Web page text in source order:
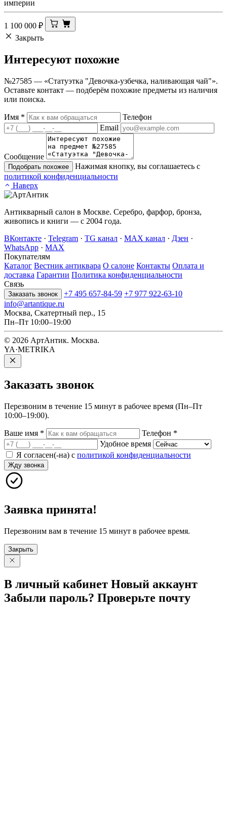
империи
1 100 000 ₽
Закрыть
Интересуют похожие
№27585 — «Статуэтка "Девочка-узбечка, наливающая чай"».
Оставьте контакт — подберём похожие предметы из наличия
или поиска.
Имя *
Телефон
Email
Сообщение
Подобрать похожее
Нажимая кнопку, вы соглашаетесь с
политикой конфиденциальности
Наверх
Антикварный салон в Москве. Серебро, фарфор, бронза,
живопись и книги — с 2004 года.
ВКонтакте · Telegram · TG канал · MAX канал · Дзен ·
WhatsApp · MAX
Покупателям
Каталог Вестник антиквара О салоне Контакты Оплата и
доставка Гарантии Политика конфиденциальности
Связь
Заказать звонок +7 495 657-84-59 +7 977 922-63-10
info@artantique.ru
Москва, Скатертный пер., 15
Пн–Пт 10:00–19:00
© 2026 АртАнтик. Москва.
YA·METRIKA
Заказать звонок
Перезвоним в течение 15 минут в рабочее время (Пн–Пт
10:00–19:00).
Ваше имя * Телефон *
Удобное время
Я согласен(-на) с политикой конфиденциальности
Жду звонка
Заявка принята!
Перезвоним вам в течение 15 минут в рабочее время.
Закрыть
В личный кабинет Новый аккаунт
Забыли пароль? Проверьте почту